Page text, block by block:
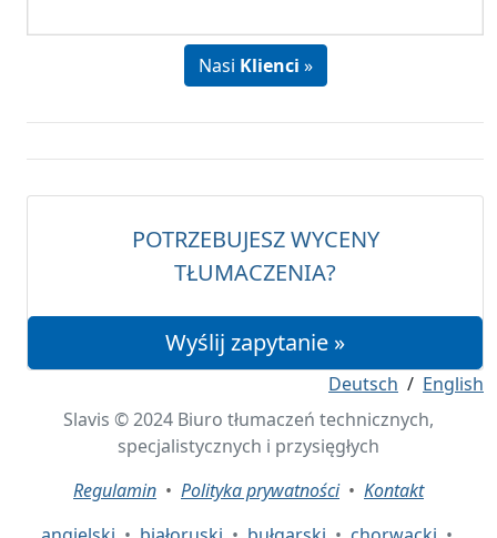
Nasi Klienci »
POTRZEBUJESZ WYCENY
TŁUMACZENIA?
Wyślij zapytanie »
Deutsch / English
Slavis © 2024 Biuro tłumaczeń technicznych,
specjalistycznych i przysięgłych
Regulamin • Polityka prywatności• Kontakt